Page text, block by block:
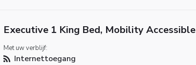
Executive 1 King Bed, Mobility Accessible
Met uw verblijf:
Internettoegang